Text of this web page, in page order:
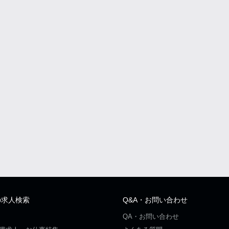
人検索 Q&A・お問い合わせ
QA・お問い合わせ